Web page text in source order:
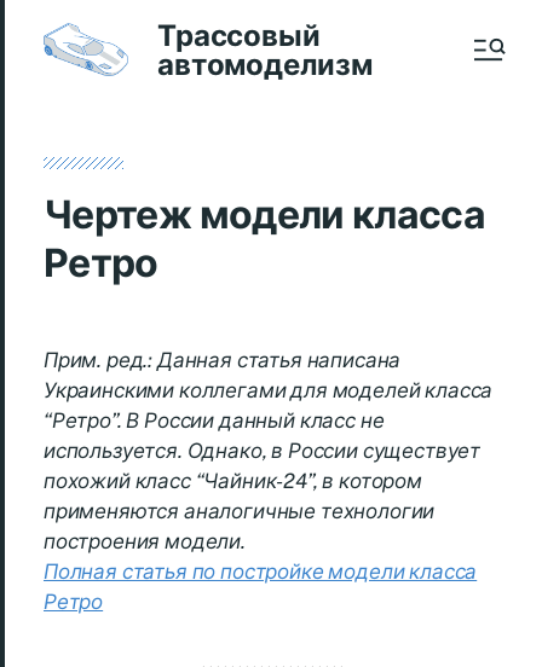
Трассовый
автомоделизм
Чертеж модели класса
Ретро
Прим. ред.: Данная статья написана
Украинскими коллегами для моделей класса
“Ретро”. В России данный класс не
используется. Однако, в России существует
похожий класс “Чайник-24”, в котором
применяются аналогичные технологии
построения модели.
Полная статья по постройке модели класса
Ретро